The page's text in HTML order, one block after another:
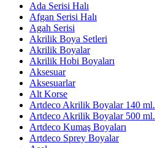
Ada Serisi Halı
Afgan Serisi Halı
Agah Serisi
Akrilik Boya Setleri
Akrilik Boyalar
Akrilik Hobi Boyaları
Aksesuar
Aksesuarlar
Alt Korse
Artdeco Akrilik Boyalar 140 ml.
Artdeco Akrilik Boyalar 500 ml.
Artdeco Kumaş Boyaları
Artdeco Sprey Boyalar